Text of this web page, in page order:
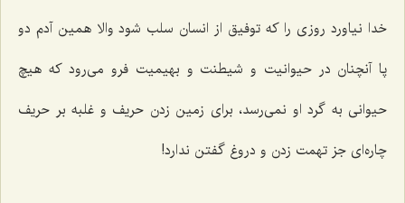
خدا نیاورد روزی را که توفیق از انسان سلب شود والا همین آدم دو
پا آنچنان در حیوانیت و شیطنت و بهیمیت فرو می‌رود که هیچ
حیوانی به گرد او نمی‌رسد، برای زمین زدن حریف و غلبه بر حریف
چاره‌ای جز تهمت زدن و دروغ گفتن ندارد!